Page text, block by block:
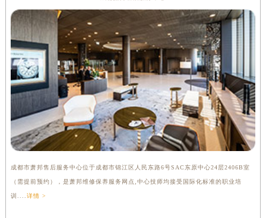
成都市萧邦售后服务中心位于成都市锦江区人民东路6号SAC东原中心24层2406B室
（需提前预约），是萧邦维修保养服务网点,中心技师均接受国际化标准的职业培
训.... 详情 >